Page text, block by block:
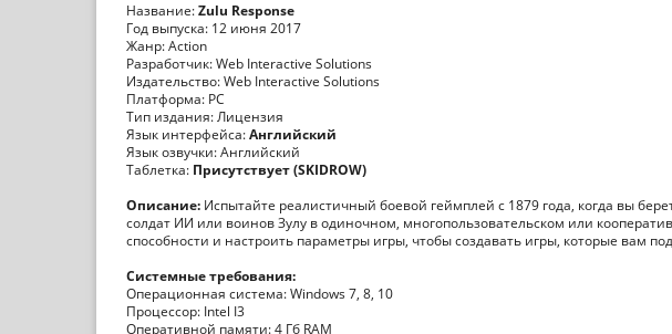
Название:Zulu Response
Год выпуска: 12 июня 2017
Жанр: Action
Разработчик: Web Interactive Solutions
Издательство: Web Interactive Solutions
Платформа: PC
Тип издания: Лицензия
Язык интерфейса:Английский
Язык озвучки: Английский
Таблетка: Присутствует (SKIDROW)
Описание: Испытайте реалистичный боевой геймплей с 1879 года, когда вы
солдат ИИ или воинов Зулу в одиночном, многопользовательском или
способности и настроить параметры игры, чтобы создавать игры, которые вам
Системные требования:
Операционная система: Windows 7, 8, 10
Процессор: Intel I3
Оперативной памяти: 4 Гб RAM